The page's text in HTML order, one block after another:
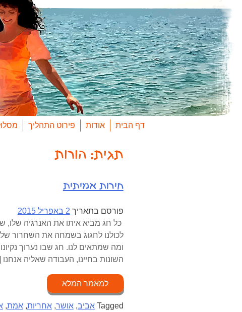
content
דף הבית אודות פירוט התהליך
תגית: הורות
חירות אמיתית
פורסם בתאריך 2 באפריל 2015
כל חג מביא איתו את האנרגיה שלו,
לכולנו לחגוג בשמחה את השחרור של
ומה שמתאים לנו. חג שבו נערוך
השונות בחיינו, העבודה שאליה
למאמר המלא
Tagged אביב,אושר,אחריות,אמת,